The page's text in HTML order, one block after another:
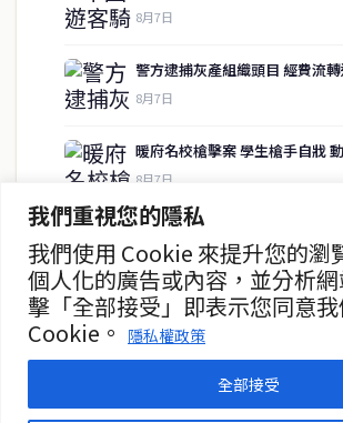
我們重視您的隱私
我們使用 Cookie 來提升您的瀏
個人化的廣告或內容，並分析
擊「全部接受」即表示您同意
Cookie。
隱私權政策
全部接受
8月7日
警方逮捕灰產組織頭目 經費流
8月7日
暖府名校槍擊案 學生槍手自戕
8月7日
暖武里名校發生槍擊案 2死15傷
8月7日
曼谷第二座街頭美食中心動工
8月7日
房地產
聯絡資訊
歡迎來信洽詢合作事宜
或提供新聞線索
service@thaichinesenews.com